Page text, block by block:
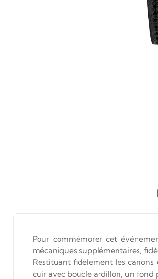
Pour commémorer cet
mécaniques supplémentaires,
Restituant fidèlement les
cuir avec boucle ardillon, un fond